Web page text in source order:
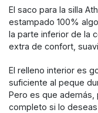
El saco para la silla
estampado 100%
la parte inferior de la
extra de confort,
El relleno interior es
suficiente al peque
Pero es que además,
completo si lo